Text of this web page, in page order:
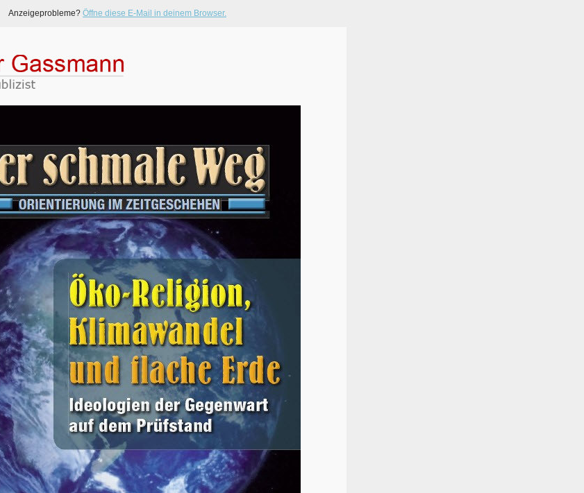
Anzeigeprobleme? Öffne diese E-Mail in deinem Browser.